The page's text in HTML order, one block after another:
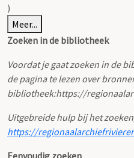
)
Meer...
Zoeken in de bibliotheek
Voordat je gaat zoeken in de
de pagina te lezen over
bibliotheek:https://
Uitgebreide hulp bij het
https://
Eenvoudig zoeken